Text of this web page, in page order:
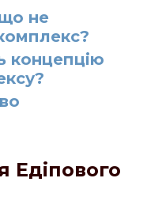
не
концепцію
Едіпового